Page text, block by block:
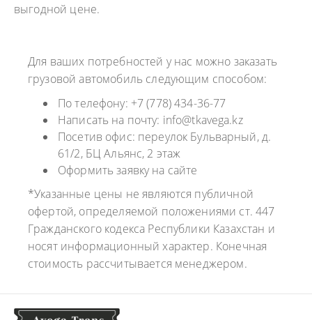
выгодной цене.
Для ваших потребностей у нас можно заказать
грузовой автомобиль следующим способом:
По телефону: +7 (778) 434-36-77
Написать на почту: info@tkavega.kz
Посетив офис: переулок Бульварный, д.
61/2, БЦ Альянс, 2 этаж
Оформить заявку на сайте
*Указанные цены не являются публичной
офертой, определяемой положениями ст. 447
Гражданского кодекса Республики Казахстан и
носят информационный характер. Конечная
стоимость рассчитывается менеджером.